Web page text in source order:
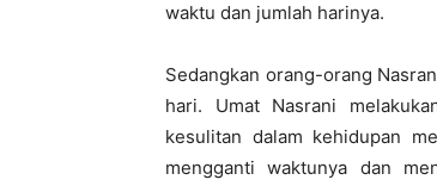
waktu dan jumlah harinya.
Sedangkan orang-orang
hari. Umat Nasrani
kesulitan dalam kehidupan
mengganti waktunya dan